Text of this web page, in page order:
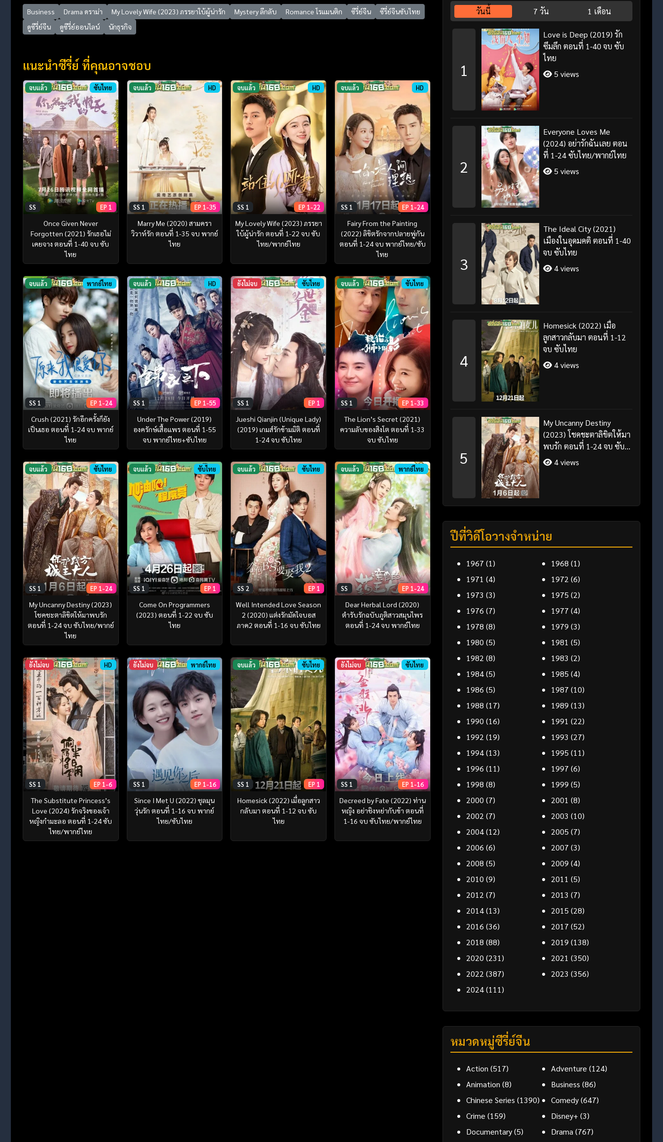
Business Drama ดราม่า My Lovely Wife (2023) ภรรยาใบ้ผู้น่ารัก Mystery ลึกลับ Romance โรแมนติก ซีรี่ย์จีน
ซีรี่ย์จีนซับไทย
ดูซีรี่ย์จีน
ดูซีรี่ย์ออนไลน์ นักธุรกิจ
แนะนำซีรี่ย์ ที่คุณอาจชอบ
จบแล้ว ซับไทย
SS EP 1
Once Given Never
Forgotten (2021) รักเธอไม่
เคยจาง ตอนที่ 1-40 จบ ซับ
ไทย
จบแล้ว HD
SS 1 EP 1-35
Marry Me (2020) สามครา
วิวาห์รัก ตอนที่ 1-35 จบ พากย์
ไทย
จบแล้ว HD
SS 1 EP 1-22
My Lovely Wife (2023) ภรรยา
ใบ้ผู้น่ารัก ตอนที่ 1-22 จบ ซับ
ไทย/พากย์ไทย
จบแล้ว HD
SS 1 EP 1-24
Fairy From the Painting
(2022) ลิขิตรักจากปลายพู่กัน
ตอนที่ 1-24 จบ พากย์ไทย/ซับ
ไทย
จบแล้ว พากย์ไทย
SS 1 EP 1-24
Crush (2021) รักอีกครั้งก็ยัง
เป็นเธอ ตอนที่ 1-24 จบ พากย์
ไทย
จบแล้ว HD
SS 1 EP 1-55
Under The Power (2019)
องครักษ์เสื้อแพร ตอนที่ 1-55
จบ พากย์ไทย+ซับไทย
ยังไม่จบ ซับไทย
SS 1 EP 1
Jueshi Qianjin (Unique Lady)
(2019) เกมส์รักข้ามมิติ ตอนที่
1-24 จบ ซับไทย
จบแล้ว ซับไทย
SS 1 EP 1-33
The Lion’s Secret (2021)
ความลับของสิงโต ตอนที่ 1-33
จบ ซับไทย
จบแล้ว ซับไทย
SS 1 EP 1-24
My Uncanny Destiny (2023)
โชคชะตาลิขิตให้มาพบรัก
ตอนที่ 1-24 จบ ซับไทย/พากย์
ไทย
จบแล้ว ซับไทย
SS 1 EP 1
Come On Programmers
(2023) ตอนที่ 1-22 จบ ซับ
ไทย
จบแล้ว ซับไทย
SS 2 EP 1
Well Intended Love Season
2 (2020) แต่งรักมัดใจบอส
ภาค2 ตอนที่ 1-16 จบ ซับไทย
จบแล้ว พากย์ไทย
SS EP 1-24
Dear Herbal Lord (2020)
ตำรับรักฉบับภูติสาวสมุนไพร
ตอนที่ 1-24 จบ พากย์ไทย
ยังไม่จบ HD
SS 1 EP 1-6
The Substitute Princess’s
Love (2024) รักจริงของเจ้า
หญิงกำมะลอ ตอนที่ 1-24 ซับ
ไทย/พากย์ไทย
ยังไม่จบ พากย์ไทย
SS 1 EP 1-16
Since I Met U (2022) ชุลมุน
วุ่นรัก ตอนที่ 1-16 จบ พากย์
ไทย/ซับไทย
จบแล้ว ซับไทย
SS 1 EP 1
Homesick (2022) เมื่อลูกสาว
กลับมา ตอนที่ 1-12 จบ ซับ
ไทย
ยังไม่จบ ซับไทย
SS 1 EP 1-16
Decreed by Fate (2022) ท่าน
หญิง อย่าชิงหย่ากับข้า ตอนที่
1-16 จบ ซับไทย/พากย์ไทย
วันนี้ 7 วัน 1 เดือน
1
Love is Deep (2019) รัก
ซึมลึก ตอนที่ 1-40 จบ ซับ
ไทย
5 views
2
Everyone Loves Me
(2024) อย่ารักฉันเลย ตอน
ที่ 1-24 ซับไทย/พากย์ไทย
5 views
3
The Ideal City (2021)
เมืองในอุดมคติ ตอนที่ 1-40
จบ ซับไทย
4 views
4
Homesick (2022) เมื่อ
ลูกสาวกลับมา ตอนที่ 1-12
จบ ซับไทย
4 views
5
My Uncanny Destiny
(2023) โชคชะตาลิขิตให้มา
พบรัก ตอนที่ 1-24 จบ ซับ
ไทย/พากย์ไทย
4 views
ปีที่วิดีโอวางจำหน่าย
1967 (1) 1968 (1)
1971 (4) 1972 (6)
1973 (3) 1975 (2)
1976 (7) 1977 (4)
1978 (8) 1979 (3)
1980 (5) 1981 (5)
1982 (8) 1983 (2)
1984(5) 1985 (4)
1986 (5) 1987 (10)
1988 (17) 1989 (13)
1990 (16) 1991 (22)
1992 (19) 1993 (27)
1994(13) 1995 (11)
1996 (11) 1997 (6)
1998 (8) 1999 (5)
2000 (7) 2001 (8)
2002 (7) 2003 (10)
2004(12) 2005 (7)
2006 (6) 2007 (3)
2008 (5) 2009 (4)
2010 (9) 2011 (5)
2012 (7) 2013 (7)
2014(13) 2015 (28)
2016 (36) 2017 (52)
2018 (88) 2019 (138)
2020 (231) 2021 (350)
2022 (387) 2023 (356)
2024(111)
หมวดหมู่ซีรี่ย์จีน
Action (517) Adventure (124)
Animation (8) Business (86)
Chinese Series (1390) Comedy(647)
Crime (159) Disney+ (3)
Documentary(5) Drama(767)